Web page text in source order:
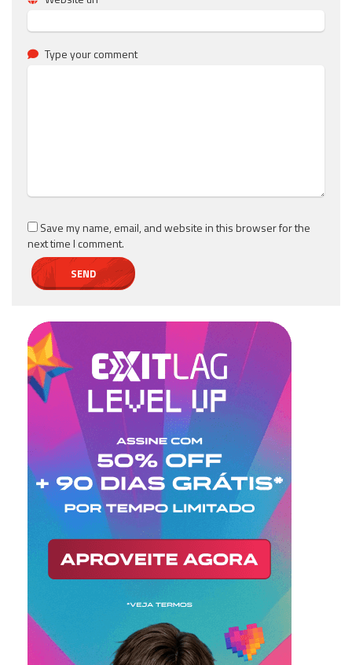
Type your comment
Save my name, email, and website in this browser for the
next time I comment.